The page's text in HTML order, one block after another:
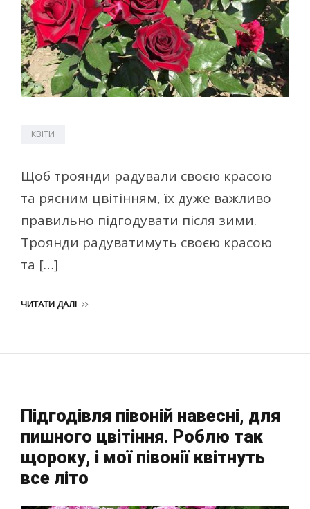
КВІТИ
Щоб троянди радували своєю красою
та рясним цвітінням, їх дуже важливо
правильно підгодувати після зими.
Троянди радуватимуть своєю красою
та […]
ЧИТАТИ ДАЛІ
Підгодівля півоній навесні, для
пишного цвітіння. Роблю так
щороку, і мої півонії квітнуть
все літо